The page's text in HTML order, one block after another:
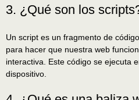
3. ¿Qué son los
Un script es un fragmento de
para hacer que nuestra web
interactiva. Este código se ejecuta
dispositivo.